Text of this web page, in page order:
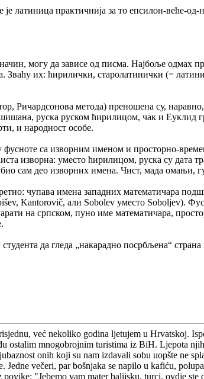
латиница практичнија за то епсилон-веће-од-
могу да зависе од писма. Најбоље одмах
Зваћу их: ћирилички, старолатинички (=
Ричардсонова метода) преношена су,
руска руском ћирилицом, чак и Еуклид
и народност особе.
са изворним именом и просторно-
изворна: уместо ћирилицом, руска су дата
сам део изворних имена. Чист, мада омањи,
чупава имена западних математичара
Kantorovič, али Sobolev уместо Soboljev).
на српском, пуно име математичара,
да гледа „накарадно посрбљена“
već nekoliko godina ljetujem u Hrvatskoj.
ostalim mnogobrojnim turistima iz BiH. Ljepota
onih koji su nam izdavali sobu uopšte ne
večeri, par bošnjaka se napilo u kafiću,
"Jebemo vam mater balijsku, turci, ovdje ste